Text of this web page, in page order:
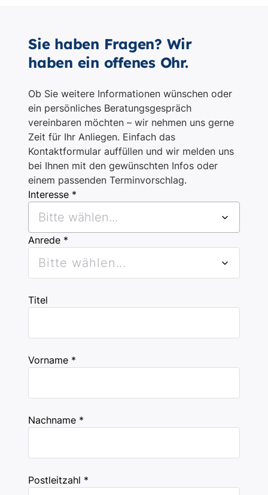
Sie haben Fragen? Wir
haben ein offenes Ohr.
Ob Sie weitere Informationen wünschen oder
ein persönliches Beratungsgespräch
vereinbaren möchten – wir nehmen uns gerne
Zeit für Ihr Anliegen. Einfach das
Kontaktformular auffüllen und wir melden uns
bei Ihnen mit den gewünschten Infos oder
einem passenden Terminvorschlag.
Interesse *
Bitte wählen...
Anrede *
Bitte wählen...
Titel
Vorname *
Nachname *
Postleitzahl *